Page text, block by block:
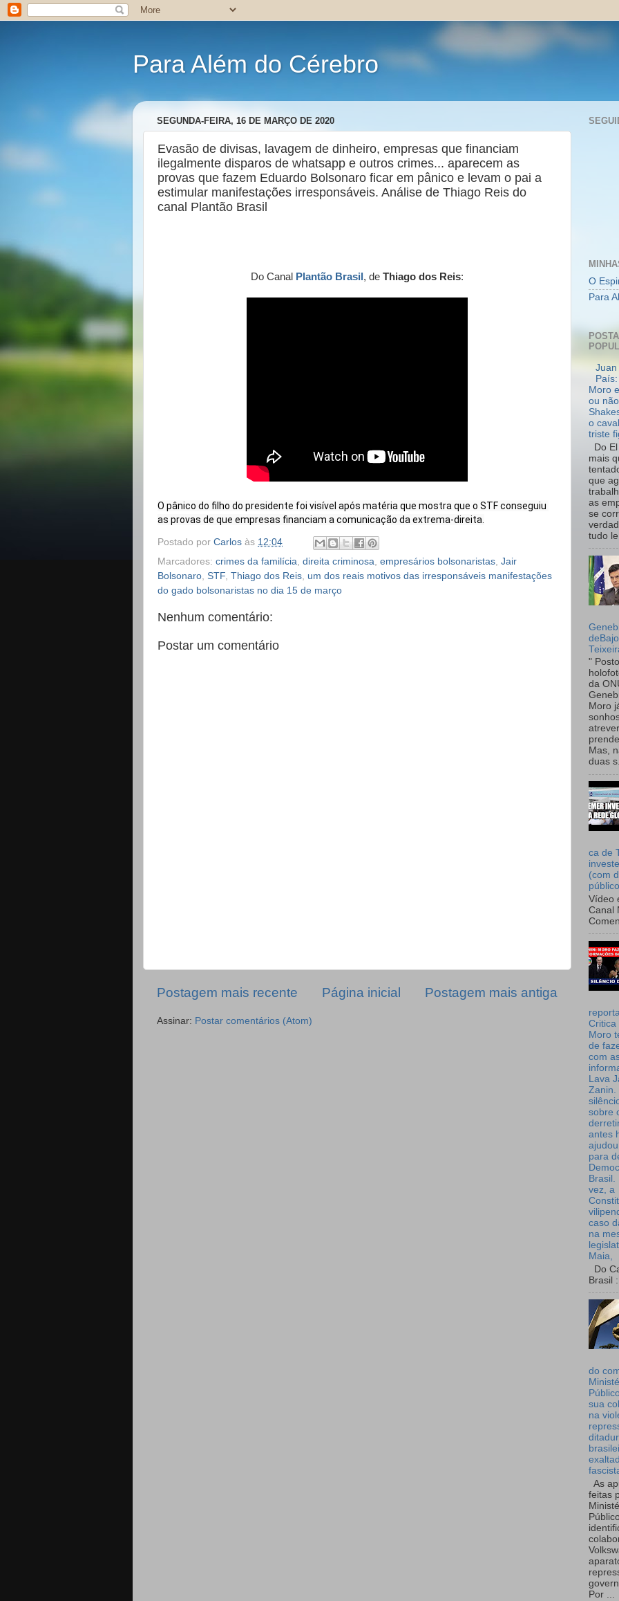
Para Além do Cérebro
SEGUNDA-FEIRA, 16 DE MARÇO DE 2020
Evasão de divisas, lavagem de dinheiro, empresas que financiam
ilegalmente disparos de whatsapp e outros crimes... aparecem as
provas que fazem Eduardo Bolsonaro ficar em pânico e levam o pai a
estimular manifestações irresponsáveis. Análise de Thiago Reis do
canal Plantão Brasil
Do Canal Plantão Brasil , de Thiago dos Reis:
O pânico do filho do presidente foi visível após matéria que mostra que o STF conseguiu
as provas de que empresas financiam a comunicação da extrema-direita.
Postado por Carlos às 12:04
Marcadores: crimes da familícia direita criminosa empresários bolsonaristas Jair
Bolsonaro STF Thiago dos Reis um dos reais motivos das irresponsáveis manifestações
do gado bolsonaristas no dia 15 de março
Nenhum comentário:
Postar um comentário
Postagem mais recente Postagem mais antiga
Página inicial
Assinar: Postar comentários (Atom)
O
Para
Juan
Moro
ou
o
triste
Do
mais
que
as
se
tudo
"
da
Moro
Mas,
duas
ca de
(com
Vídeo
Canal
Critica
Moro
de
com
Lava
Zanin.
sobre
antes
para
Brasil.
vez, a
caso
na
Maia,
Do
Brasil :
do
sua
na
As
feitas
Por ...